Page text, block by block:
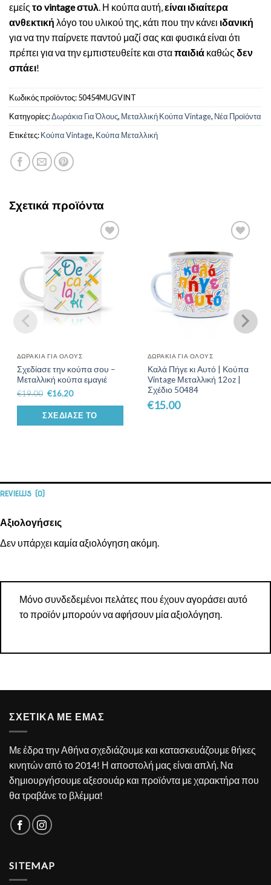
εμείς το vintage στυλ. Η κούπα αυτή,είναι ιδιαίτερα
ανθεκτική λόγο του υλικού της, κάτι που την κάνει ιδανική
για να την παίρνετε παντού μαζί σας και φυσικά είναι ότι
πρέπει για να την εμπιστευθείτε και σταπαιδιά καθώς δεν
σπάει!
Κωδικός προϊόντος:50454MUGVINT
Κατηγορίες:Δωράκια Για Όλους, Μεταλλική Κούπα Vintage, Νέα Προϊόντα
Ετικέτες:Κούπα Vintage, Κούπα Μεταλλική
Σχετικά προϊόντα
Wishlist
ΔΩΡΆΚΙΑ ΓΙΑ ΌΛΟΥΣ
Σχεδίασε την κούπα σου –
Μεταλλική κούπα εμαγιέ
€19.00 €16.20
ΣΧΕΔΊΑΣΕ ΤΟ
Wishlist
ΔΩΡΆΚΙΑ ΓΙΑ ΌΛΟΥΣ
Καλά Πήγε κι Αυτό | Κούπα
Vintage Μεταλλική 12oz |
Σχέδιο 50484
€15.00
REVIEWS (0)
Αξιολογήσεις
Δεν υπάρχει καμία αξιολόγηση ακόμη.
Μόνο συνδεδεμένοι πελάτες που έχουν αγοράσει αυτό
το προϊόν μπορούν να αφήσουν μία αξιολόγηση.
ΣΧΕΤΙΚΑ ΜΕ ΕΜΑΣ
Με έδρα την Αθήνα σχεδιάζουμε και κατασκευάζουμε θήκες
κινητών από το 2014! Η αποστολή μας είναι απλή. Να
δημιουργήσουμε αξεσουάρ και προϊόντα με χαρακτήρα που
θα τραβάνε το βλέμμα!
SITEMAP